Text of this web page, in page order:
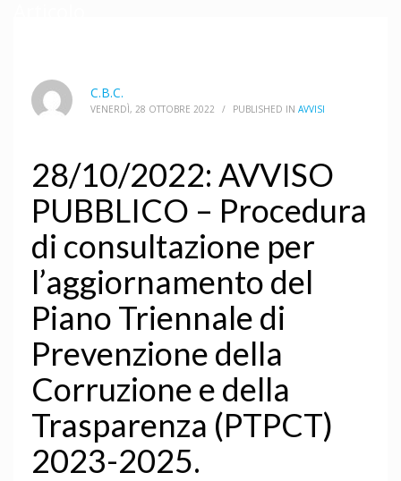
C.B.C.
VENERDÌ, 28 OTTOBRE 2022 / PUBLISHED IN AVVISI
28/10/2022: AVVISO
PUBBLICO – Procedura
di consultazione per
l’aggiornamento del
Piano Triennale di
Prevenzione della
Corruzione e della
Trasparenza (PTPCT)
2023-2025.